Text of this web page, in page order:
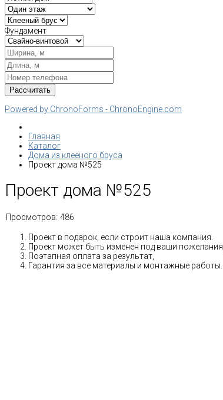
Фундамент
Powered by ChronoForms - ChronoEngine.com
Главная
Каталог
Дома из клееного бруса
Проект дома №525
Проект дома №525
Просмотров: 486
Проект в подарок, если строит наша компания.
Проект может быть изменен под ваши пожелания,
Поэтапная оплата за результат,
Гарантия за все материалы и монтажные работы.